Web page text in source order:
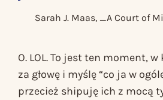
Sarah J. Maas, _A Court of
O. LOL. To jest ten moment,
za głowę i myślę “co ja w
przecież shipuję ich z mocą